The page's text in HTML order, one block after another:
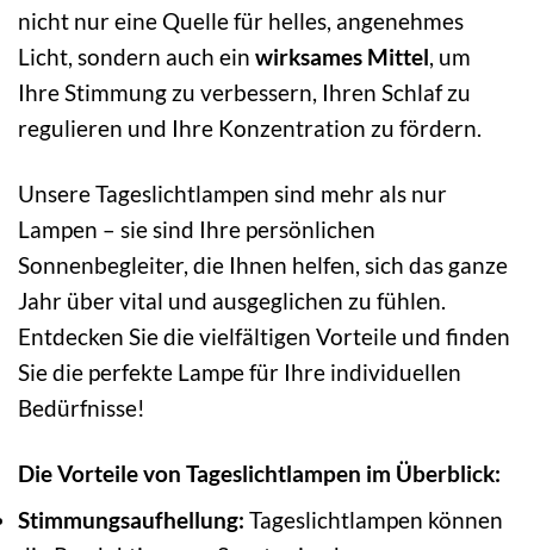
nicht nur eine Quelle für helles, angenehmes
Licht, sondern auch ein wirksames Mittel, um
Ihre Stimmung zu verbessern, Ihren Schlaf zu
regulieren und Ihre Konzentration zu fördern.
Unsere Tageslichtlampen sind mehr als nur
Lampen – sie sind Ihre persönlichen
Sonnenbegleiter, die Ihnen helfen, sich das ganze
Jahr über vital und ausgeglichen zu fühlen.
Entdecken Sie die vielfältigen Vorteile und finden
Sie die perfekte Lampe für Ihre individuellen
Bedürfnisse!
Die Vorteile von Tageslichtlampen im Überblick:
Stimmungsaufhellung: Tageslichtlampen können